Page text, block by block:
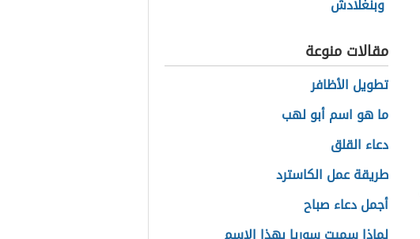
وبنغلادش
مقالات منوعة
تطويل الأظافر
ما هو اسم أبو لهب
دعاء القلق
طريقة عمل الكاسترد
أجمل دعاء صباح